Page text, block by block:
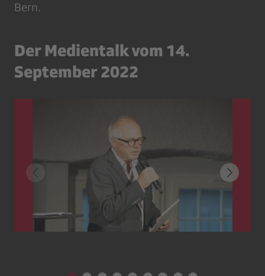
Bern.
Der Medientalk vom 14.
September 2022